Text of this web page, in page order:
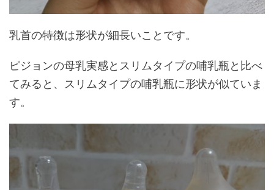
乳首の特徴は形状が細長いことです。
ピジョンの母乳実感とスリムタイプの哺乳瓶と比べ
てみると、スリムタイプの哺乳瓶に形状が似ていま
す。